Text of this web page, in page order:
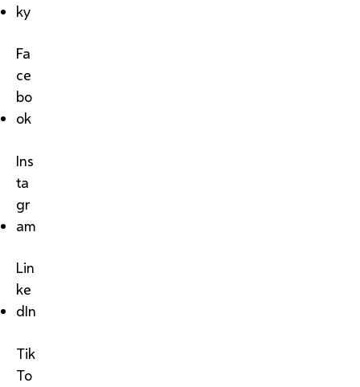
ky
Fa
ce
bo
ok
Ins
ta
gr
am
Lin
ke
dIn
Tik
To